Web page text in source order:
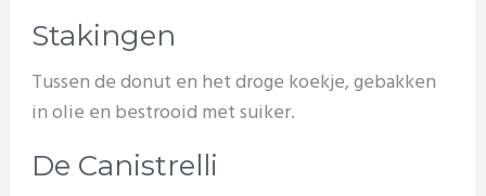
Stakingen
Tussen de donut en het droge koekje, gebakken
in olie en bestrooid met suiker.
De Canistrelli